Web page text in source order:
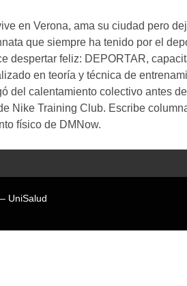
en Verona, ama su ciudad pero
que siempre ha tenido por el
despertar feliz: DEPORTAR,
en teoría y técnica de
del calentamiento colectivo antes
Nike Training Club. Escribe
físico de DMNow.
UniSalud